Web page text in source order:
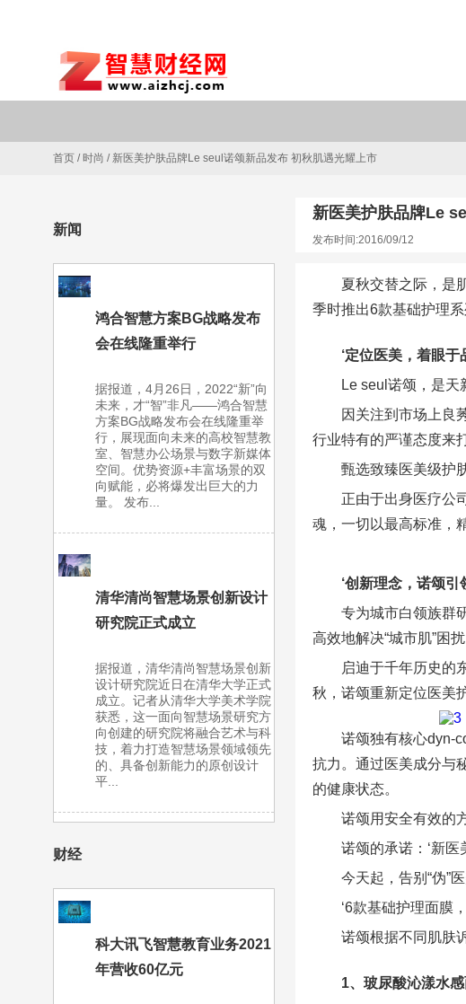
首页 / 时尚 / 新医美护肤品牌Le seul诺颂新品发布 初秋肌遇光耀上市
新闻
鸿合智慧方案BG战略发布
会在线隆重举行
据报道，4月26日，2022“新”向
未来，才“智”非凡——鸿合智慧
方案BG战略发布会在线隆重举
行，展现面向未来的高校智慧教
室、智慧办公场景与数字新媒体
空间。优势资源+丰富场景的双
向赋能，必将爆发出巨大的力
量。 发布...
清华清尚智慧场景创新设计
研究院正式成立
据报道，清华清尚智慧场景创新
设计研究院近日在清华大学正式
成立。记者从清华大学美术学院
获悉，这一面向智慧场景研究方
向创建的研究院将融合艺术与科
技，着力打造智慧场景领域领先
的、具备创新能力的原创设计
平...
财经
科大讯飞智慧教育业务2021
年营收60亿元
新医美护肤品牌Le
发布时间:2016/09/12
夏秋交替之际，是
季时推出6款基础护理
‘定位医美，着眼于
Le seul诺颂，是天
因关注到市场上良
行业特有的严谨态度来
甄选致臻医美级护
正由于出身医疗公
魂，一切以最高标准，
‘创新理念，诺颂引
专为城市白领族群
高效地解决“城市肌”困
启迪于千年历史的
秋，诺颂重新定位医美
诺颂独有核心dyn-
抗力。通过医美成分与
的健康状态。
诺颂用安全有效的
诺颂的承诺：‘新医
今天起，告别“伪”
‘6款基础护理面膜
诺颂根据不同肌肤
1、玻尿酸沁漾水